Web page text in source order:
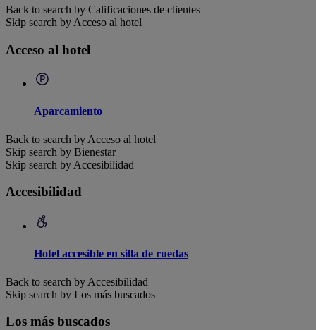
Back to search by Calificaciones de clientes
Skip search by Acceso al hotel
Acceso al hotel
Aparcamiento
Back to search by Acceso al hotel
Skip search by Bienestar
Skip search by Accesibilidad
Accesibilidad
Hotel accesible en silla de ruedas
Back to search by Accesibilidad
Skip search by Los más buscados
Los más buscados